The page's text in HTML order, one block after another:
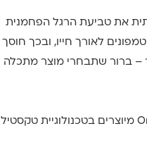
את טביעת הרגל הפחמנית
לאורך חייו, ובכך חוסך
– ברור שתבחרי מוצר מתכלה
מיוצרים בטכנולוגיית טקסטיל